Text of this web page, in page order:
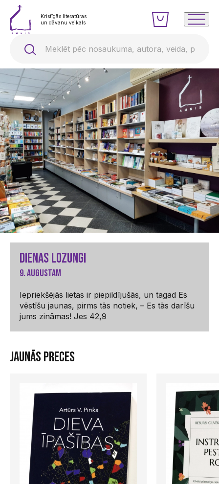
Kristīgās literatūras
un dāvanu veikals
Dienas lozungi
9. Augustam
Iepriekšējās lietas ir piepildījušās, un tagad Es
vēstīšu jaunas, pirms tās notiek, – Es tās darīšu
jums zināmas! Jes 42,9
Jaunās preces